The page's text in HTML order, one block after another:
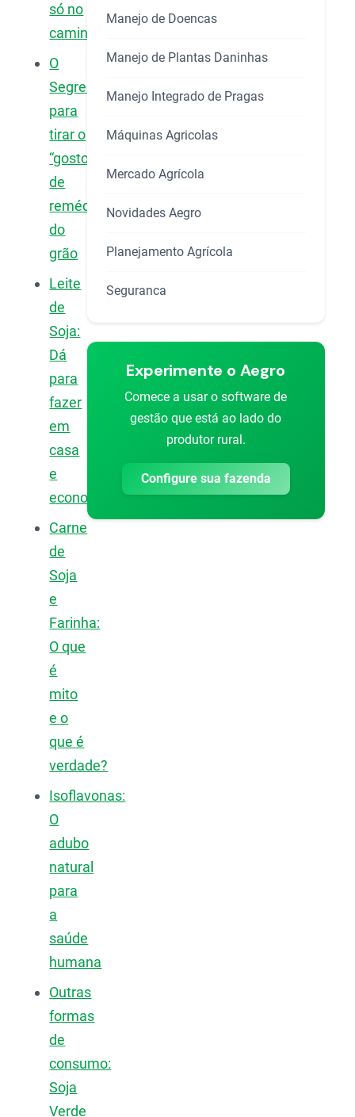
só no
caminhão)?
O
Segredo
para
tirar o
“gosto
de
remédio”
do
grão
Leite
de
Soja:
Dá
para
fazer
em
casa
e
economizar?
Carne
de
Soja
e
Farinha:
O que
é
mito
e o
que é
verdade?
Isoflavonas:
O
adubo
natural
para
a
saúde
humana
Outras
formas
de
consumo:
Soja
Verde
Manejo de Doencas
Manejo de Plantas Daninhas
Manejo Integrado de Pragas
Máquinas Agricolas
Mercado Agrícola
Novidades Aegro
Planejamento Agrícola
Seguranca
Experimente o Aegro
Comece a usar o software de
gestão que está ao lado do
produtor rural.
Configure sua fazenda